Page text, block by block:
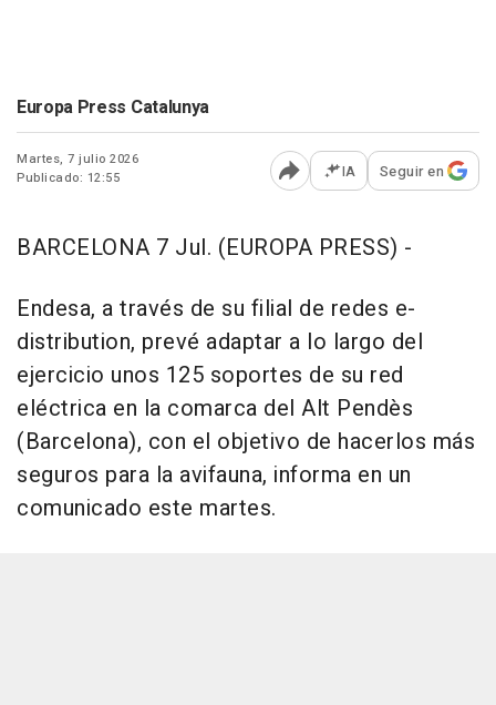
Europa Press Catalunya
Martes, 7 julio 2026
Publicado: 12:55
Abrir opciones para
IA Seguir en
BARCELONA 7 Jul. (EUROPA PRESS) -
Endesa, a través de su filial de redes e-
distribution, prevé adaptar a lo largo del
ejercicio unos 125 soportes de su red
eléctrica en la comarca del Alt Pendès
(Barcelona), con el objetivo de hacerlos más
seguros para la avifauna, informa en un
comunicado este martes.